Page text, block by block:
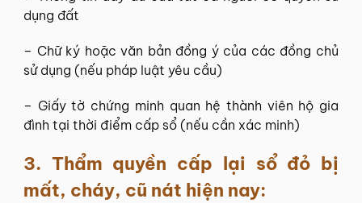
dụng đất
– Chữ ký hoặc văn bản đồng ý của các đồng chủ
sử dụng (nếu pháp luật yêu cầu)
– Giấy tờ chứng minh quan hệ thành viên hộ gia
đình tại thời điểm cấp sổ (nếu cần xác minh)
3. Thẩm quyền cấp lại sổ đỏ bị
mất, cháy, cũ nát hiện nay: